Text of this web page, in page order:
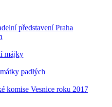
představení Praha
májky
padlých
komise Vesnice roku 2017